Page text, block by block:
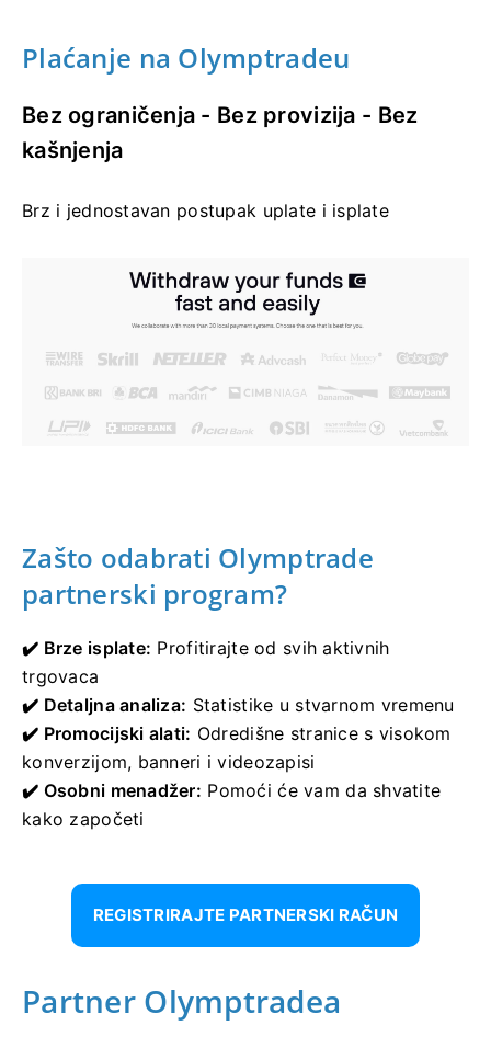
Plaćanje na Olymptradeu
Bez ograničenja - Bez provizija - Bez
kašnjenja
Brz i jednostavan postupak uplate i isplate
Zašto odabrati Olymptrade
partnerski program?
✔️ Brze isplate: Profitirajte od svih aktivnih
trgovaca
✔️ Detaljna analiza: Statistike u stvarnom vremenu
✔️ Promocijski alati: Odredišne ​​stranice s visokom
konverzijom, banneri i videozapisi
✔️ Osobni menadžer: Pomoći će vam da shvatite
kako započeti
REGISTRIRAJTE PARTNERSKI RAČUN
Partner Olymptradea